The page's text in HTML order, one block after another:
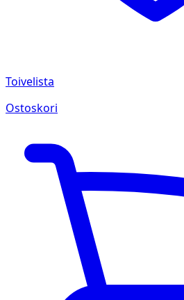
Toivelista
Ostoskori